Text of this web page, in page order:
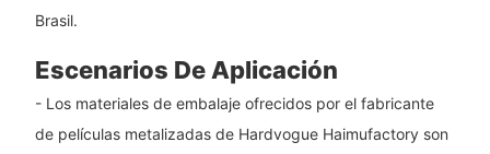
Brasil.
Escenarios De Aplicación
- Los materiales de embalaje ofrecidos por el fabricante
de películas metalizadas de Hardvogue Haimufactory son